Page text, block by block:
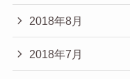
2018年8月
2018年7月